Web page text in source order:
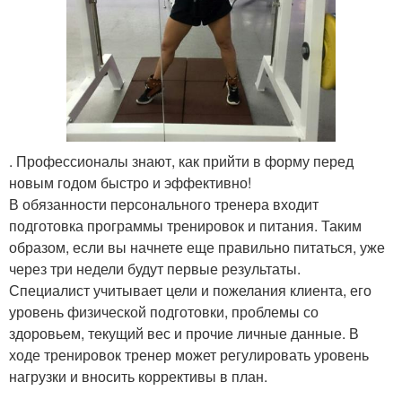
. Профессионалы знают, как прийти в форму перед
новым годом быстро и эффективно!
В обязанности персонального тренера входит
подготовка программы тренировок и питания. Таким
образом, если вы начнете еще правильно питаться, уже
через три недели будут первые результаты.
Специалист учитывает цели и пожелания клиента, его
уровень физической подготовки, проблемы со
здоровьем, текущий вес и прочие личные данные. В
ходе тренировок тренер может регулировать уровень
нагрузки и вносить коррективы в план.